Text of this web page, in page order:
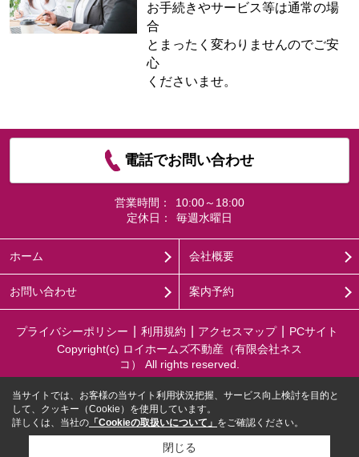
お手続きやサービス等は通常の場
合
とまったく変わりませんのでご安
心
くださいませ。
電話でお問い合わせ
営業時間：
10:00～18:00
定休日：
毎週水曜日
ホーム 会社概要
お問い合わせ 案内予約
プライバシーポリシー 利用規約 アクセスマップ
PCサイト
Copyright(c) ロイホームズ不動産（有限会社ネス
コ） All rights reserved.
当サイトでは、お客様の当サイト利用状況把握、サービス向上検討を目的と
して、クッキー（Cookie）を使用しています。
詳しくは、当社の 「Cookieの取扱いについて」 をご確認ください。
閉じる